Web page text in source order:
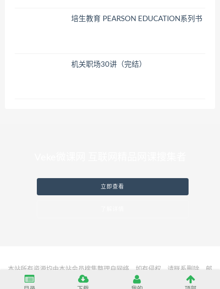
培生教育 PEARSON EDUCATION系列书
机关职场30讲（完结）
立即查看
本站所有资源均由本站会员搜集整理自网络，如有侵权，请联系删除，邮
箱： server@vekeke.com